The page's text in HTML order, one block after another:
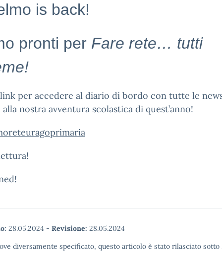
is back!
pronti per Fare rete… tutti
per accedere al diario di bordo con tutte le
nostra avventura scolastica di quest’anno!
28.05.2024 - Revisione: 28.05.2024
diversamente specificato, questo articolo è stato rilasciato